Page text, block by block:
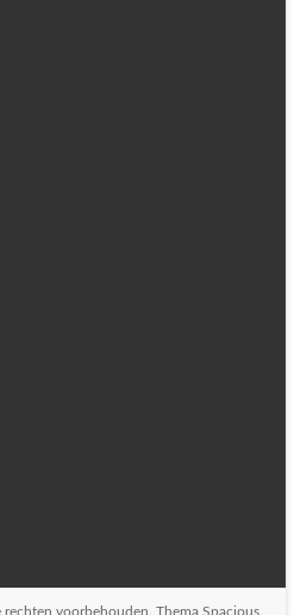
rechten voorbehouden. Thema Spacious